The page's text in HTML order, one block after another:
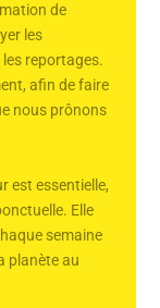
de
les
reportages.
afin de faire
nous prônons
est essentielle,
Elle
semaine
planète au